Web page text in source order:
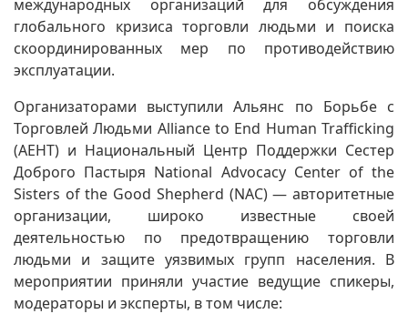
международных организаций для обсуждения
глобального кризиса торговли людьми и поиска
скоординированных мер по противодействию
эксплуатации.
Организаторами выступили Альянс по Борьбе с
Торговлей Людьми Alliance to End Human Trafficking
(AEHT) и Национальный Центр Поддержки Сестер
Доброго Пастыря National Advocacy Center of the
Sisters of the Good Shepherd (NAC) — авторитетные
организации, широко известные своей
деятельностью по предотвращению торговли
людьми и защите уязвимых групп населения. В
мероприятии приняли участие ведущие спикеры,
модераторы и эксперты, в том числе: